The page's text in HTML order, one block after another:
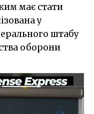
має стати
у
штабу
оборони